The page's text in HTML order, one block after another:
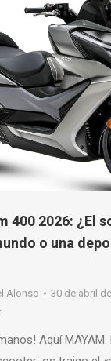
400 2026: ¿El
o una
Alonso
30 de abril
Aquí